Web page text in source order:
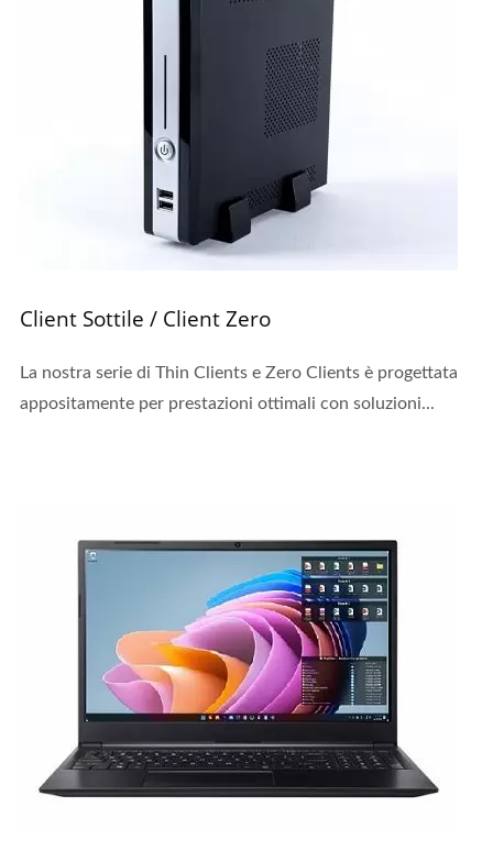
Client Sottile / Client Zero
La nostra serie di Thin Clients e Zero Clients è progettata
appositamente per prestazioni ottimali con soluzioni...